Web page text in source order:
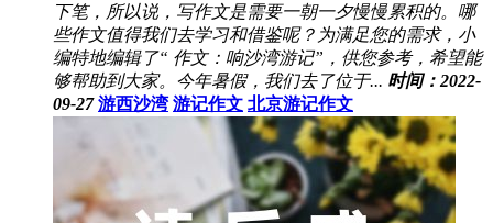
下笔，所以说，写作文是需要一朝一夕慢慢累积的。哪
些作文值得我们去学习和借鉴呢？为满足您的需求，小
编特地编辑了“ 作文：响沙湾游记”，供您参考，希望能
够帮助到大家。今年暑假，我们去了位于... 时间：2022-
09-27 游西沙湾 游记作文 北京游记作文